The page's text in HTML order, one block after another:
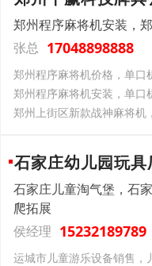
郑州程序麻将机安装，
张总 17048898888
郑州程序麻将机价格，单口
郑州程序麻将机安装，单口
郑州上街区新款战神麻将机
石家庄幼儿园玩具
石家庄儿童淘气堡，石
爬拓展
侯经理 15232189789
运城市儿童游乐设备销售，